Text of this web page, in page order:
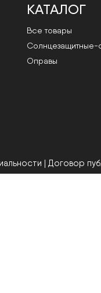
КАТАЛОГ
Все товары
Cолнцезащитные-
Оправы
| Договор